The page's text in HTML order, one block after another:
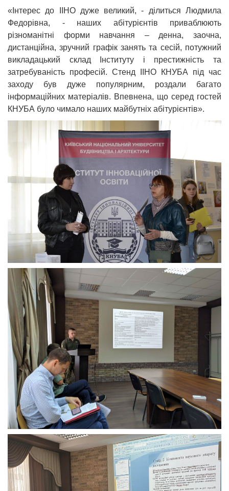
«Інтерес до ІІНО дуже великий, - ділиться Людмила
Федорівна, - наших абітурієнтів приваблюють
різноманітні форми навчання – денна, заочна,
дистанційна, зручний графік занять та сесій, потужний
викладацький склад Інституту і престижність та
затребуваність професій. Стенд ІІНО КНУБА під час
заходу був дуже популярним, роздали багато
інформаційних матеріалів. Впевнена, що серед гостей
КНУБА було чимало наших майбутніх абітурієнтів».